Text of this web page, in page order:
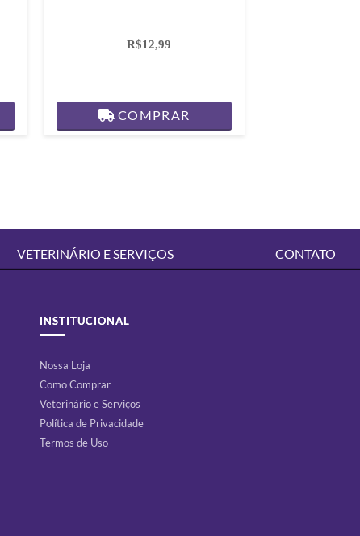
R$12,99
COMPRAR
VETERINÁRIO E SERVIÇOS CONTATO
INSTITUCIONAL
Nossa Loja
Como Comprar
Veterinário e Serviços
Política de Privacidade
Termos de Uso